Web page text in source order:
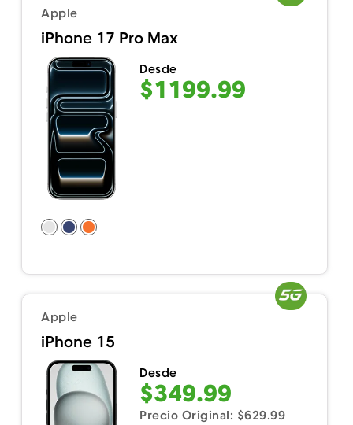
Apple
iPhone 17 Pro Max
Desde
$1199.99
Apple
iPhone 15
Desde
$349.99
Precio Original: $629.99